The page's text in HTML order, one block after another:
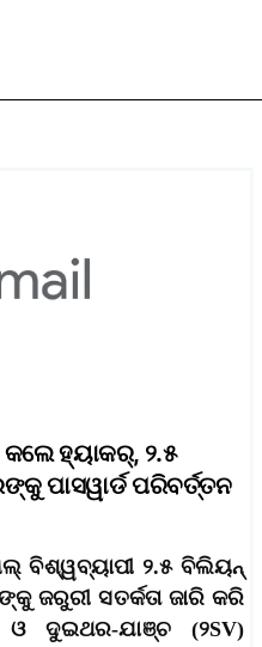
ହ୍ୟାକର୍‌, ୨.୫
ପାସୱାର୍ଡ ପରିବର୍ତ୍ତନ
ବିଶ୍ୱବ୍ୟାପୀ ୨.୫ ବିଲିୟନ୍‌
ଜରୁରୀ ସତର୍କତା ଜାରି କରି
ଓ ଦୁଇଥର-ଯାଞ୍ଚ (୨SV)